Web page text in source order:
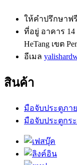
ให้คำปรึกษาฟรี
ที่อยู่ อาคาร 14
HeTang เขต
อีเมล
สินค้า
มือจับประตูภา
มือจับประตูกร